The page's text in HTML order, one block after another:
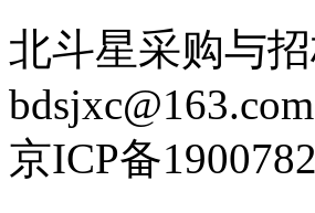
北斗星采购与
bdsjxc@163.com
京ICP备